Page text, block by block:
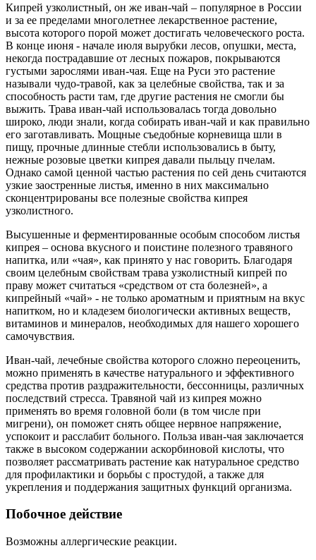
Кипрей узколистный, он же иван-чай – популярное в России
и за ее пределами многолетнее лекарственное растение,
высота которого порой может достигать человеческого роста.
В конце июня - начале июля вырубки лесов, опушки, места,
некогда пострадавшие от лесных пожаров, покрываются
густыми зарослями иван-чая. Еще на Руси это растение
называли чудо-травой, как за целебные свойства, так и за
способность расти там, где другие растения не смогли бы
выжить. Трава иван-чай использовалась тогда довольно
широко, люди знали, когда собирать иван-чай и как правильно
его заготавливать. Мощные съедобные корневища шли в
пищу, прочные длинные стебли использовались в быту,
нежные розовые цветки кипрея давали пыльцу пчелам.
Однако самой ценной частью растения по сей день считаются
узкие заостренные листья, именно в них максимально
сконцентрированы все полезные свойства кипрея
узколистного.
Высушенные и ферментированные особым способом листья
кипрея – основа вкусного и поистине полезного травяного
напитка, или «чая», как принято у нас говорить. Благодаря
своим целебным свойствам трава узколистный кипрей по
праву может считаться «средством от ста болезней», а
кипрейный «чай» - не только ароматным и приятным на вкус
напитком, но и кладезем биологически активных веществ,
витаминов и минералов, необходимых для нашего хорошего
самочувствия.
Иван-чай, лечебные свойства которого сложно переоценить,
можно применять в качестве натурального и эффективного
средства против раздражительности, бессонницы, различных
последствий стресса. Травяной чай из кипрея можно
применять во время головной боли (в том числе при
мигрени), он поможет снять общее нервное напряжение,
успокоит и расслабит больного. Польза иван-чая заключается
также в высоком содержании аскорбиновой кислоты, что
позволяет рассматривать растение как натуральное средство
для профилактики и борьбы с простудой, а также для
укрепления и поддержания защитных функций организма.
Побочное действие
Возможны аллергические реакции.